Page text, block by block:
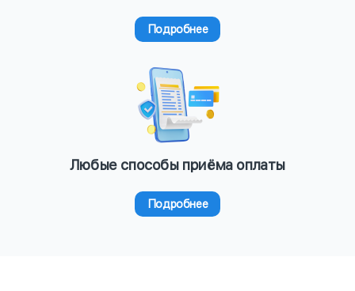
Подробнее
Любые способы приёма оплаты
Подробнее